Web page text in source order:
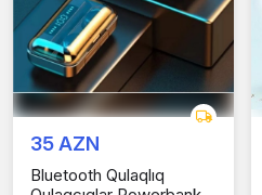
35 AZN
Bluetooth Qulaqlıq